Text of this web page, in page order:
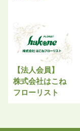
【法人会員】
株式会社はこね
フローリスト